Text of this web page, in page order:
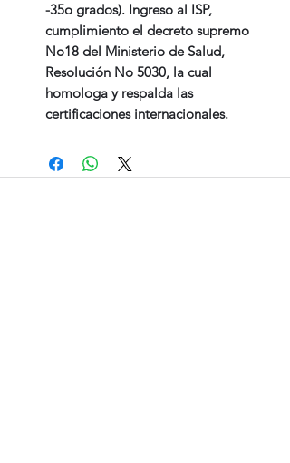
-35o grados). Ingreso al ISP,
cumplimiento el decreto supremo
No18 del Ministerio de Salud,
Resolución No 5030, la cual
homologa y respalda las
certificaciones internacionales.